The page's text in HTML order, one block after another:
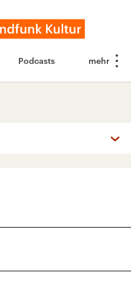
Podcasts